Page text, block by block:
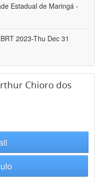
Estadual de Maringá -
2023-Thu Dec 31
Chioro dos